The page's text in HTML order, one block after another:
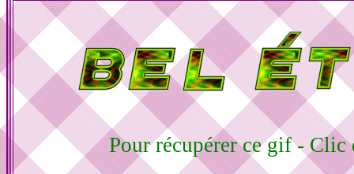
Pour récupérer ce gif - Clic